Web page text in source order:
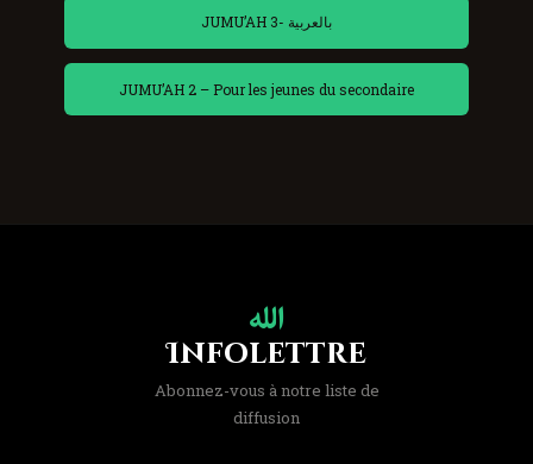
JUMU’AH 3- بالعربية
JUMU’AH 2 – Pour les jeunes du secondaire
Infolettre
Abonnez-vous à notre liste de
diffusion